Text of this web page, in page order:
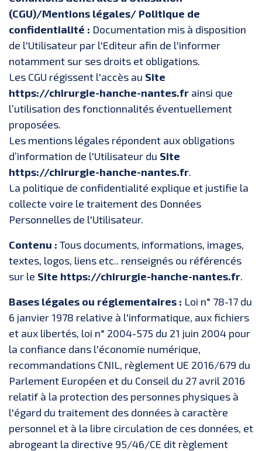
(CGU)/Mentions légales/ Politique de
confidentialité : Documentation mis à disposition
de l'Utilisateur par l'Editeur afin de l'informer
notamment sur ses droits et obligations.
Les CGU régissent l'accès au Site
https://chirurgie-hanche-nantes.fr ainsi que
l’utilisation des fonctionnalités éventuellement
proposées.
Les mentions légales répondent aux obligations
d’information de l'Utilisateur du Site
https://chirurgie-hanche-nantes.fr.
La politique de confidentialité explique et justifie la
collecte voire le traitement des Données
Personnelles de l'Utilisateur.
Contenu : Tous documents, informations, images,
textes, logos, liens etc.. renseignés ou référencés
sur le Site https://chirurgie-hanche-nantes.fr.
Bases légales ou réglementaires : Loi n° 78-17 du
6 janvier 1978 relative à l'informatique, aux fichiers
et aux libertés, loi n° 2004-575 du 21 juin 2004 pour
la confiance dans l'économie numérique,
recommandations CNIL, règlement UE 2016/679 du
Parlement Européen et du Conseil du 27 avril 2016
relatif à la protection des personnes physiques à
l'égard du traitement des données à caractère
personnel et à la libre circulation de ces données, et
abrogeant la directive 95/46/CE dit règlement